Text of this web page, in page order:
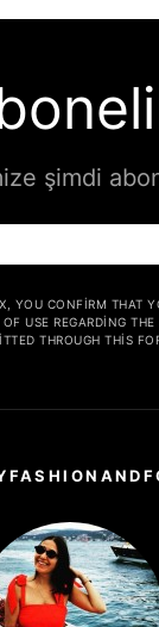
şimdi
YOU CONFIRM THAT
USE REGARDING
THROUGH THIS